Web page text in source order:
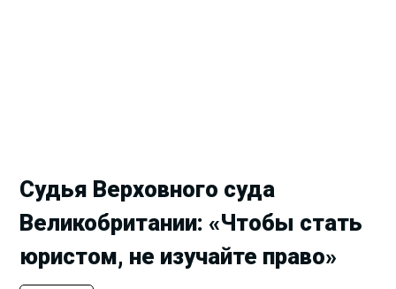
Судья Верховного суда
Великобритании: «Чтобы стать
юристом, не изучайте право»